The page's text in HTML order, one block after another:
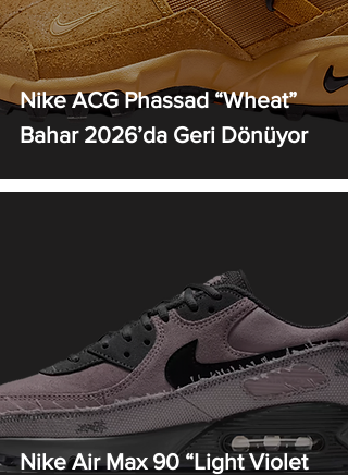
Nike ACG Phassad “Wheat”
Bahar 2026’da Geri Dönüyor
Nike Air Max 90 “Light Violet